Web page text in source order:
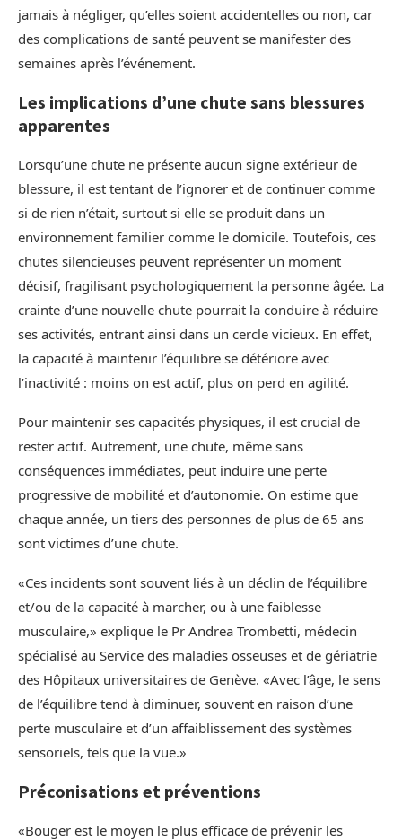
jamais à négliger, qu’elles soient accidentelles ou non, car
des complications de santé peuvent se manifester des
semaines après l’événement.
Les implications d’une chute sans blessures
apparentes
Lorsqu’une chute ne présente aucun signe extérieur de
blessure, il est tentant de l’ignorer et de continuer comme
si de rien n’était, surtout si elle se produit dans un
environnement familier comme le domicile. Toutefois, ces
chutes silencieuses peuvent représenter un moment
décisif, fragilisant psychologiquement la personne âgée. La
crainte d’une nouvelle chute pourrait la conduire à réduire
ses activités, entrant ainsi dans un cercle vicieux. En effet,
la capacité à maintenir l’équilibre se détériore avec
l’inactivité : moins on est actif, plus on perd en agilité.
Pour maintenir ses capacités physiques, il est crucial de
rester actif. Autrement, une chute, même sans
conséquences immédiates, peut induire une perte
progressive de mobilité et d’autonomie. On estime que
chaque année, un tiers des personnes de plus de 65 ans
sont victimes d’une chute.
«Ces incidents sont souvent liés à un déclin de l’équilibre
et/ou de la capacité à marcher, ou à une faiblesse
musculaire,» explique le Pr Andrea Trombetti, médecin
spécialisé au Service des maladies osseuses et de gériatrie
des Hôpitaux universitaires de Genève. «Avec l’âge, le sens
de l’équilibre tend à diminuer, souvent en raison d’une
perte musculaire et d’un affaiblissement des systèmes
sensoriels, tels que la vue.»
Préconisations et préventions
«Bouger est le moyen le plus efficace de prévenir les